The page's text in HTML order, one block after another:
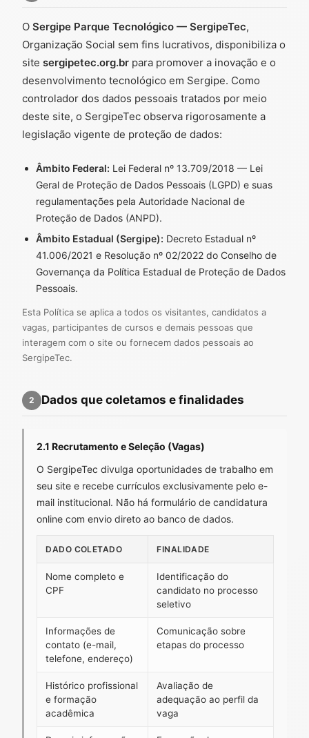
O Sergipe Parque Tecnológico — SergipeTec,
Organização Social sem fins lucrativos, disponibiliza o
site sergipetec.org.brpara promover a inovação e o
desenvolvimento tecnológico em Sergipe. Como
controlador dos dados pessoais tratados por meio
deste site, o SergipeTec observa rigorosamente a
legislação vigente de proteção de dados:
Âmbito Federal: Lei Federal nº 13.709/2018 — Lei
Geral de Proteção de Dados Pessoais (LGPD) e suas
regulamentações pela Autoridade Nacional de
Proteção de Dados (ANPD).
Âmbito Estadual (Sergipe): Decreto Estadual nº
41.006/2021 e Resolução nº 02/2022 do Conselho de
Governança da Política Estadual de Proteção de Dados
Pessoais.
Esta Política se aplica a todos os visitantes, candidatos a
vagas, participantes de cursos e demais pessoas que
interagem com o site ou fornecem dados pessoais ao
SergipeTec.
2 Dados que coletamos e finalidades
2.1 Recrutamento e Seleção (Vagas)
O SergipeTec divulga oportunidades de trabalho em
seu site e recebe currículos exclusivamente pelo e-
mail institucional. Não há formulário de candidatura
online com envio direto ao banco de dados.
DADO COLETADO FINALIDADE
Nome completo e
CPF
Identificação do
candidato no processo
seletivo
Informações de
contato (e-mail,
telefone, endereço)
Comunicação sobre
etapas do processo
Histórico profissional
e formação
acadêmica
Avaliação de
adequação ao perfil da
vaga